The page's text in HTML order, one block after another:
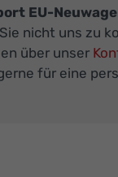
EU-
nicht uns zu
über unser
für eine